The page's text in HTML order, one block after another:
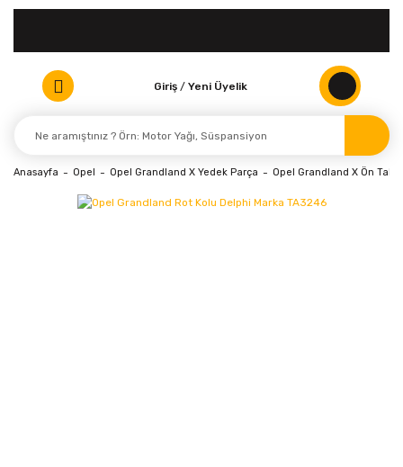
Giriş / Yeni Üyelik
Anasayfa Opel Opel Grandland X Yedek Parça Opel Grandland X Ön